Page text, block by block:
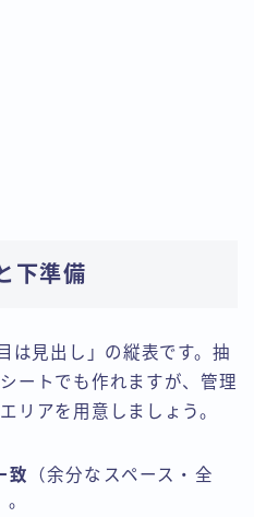
下準備
は見出し」の縦表です。抽
ートでも作れますが、管理
リアを用意しましょう。
致
（余分なスペース・全